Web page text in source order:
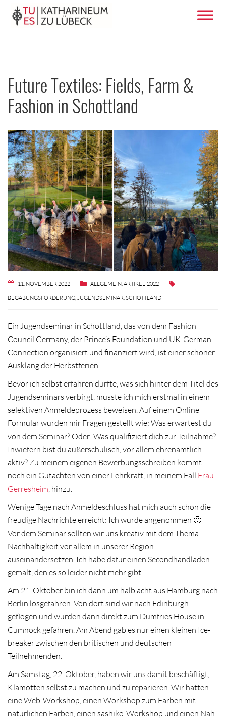
Future Textiles: Fields, Farm &
Fashion in Schottland
11. NOVEMBER 2022 ALLGEMEIN ARTIKEL-2022
BEGABUNGSFÖRDERUNG JUGENDSEMINAR SCHOTTLAND
Ein Jugendseminar in Schottland, das von dem Fashion
Council Germany, der Prince’s Foundation und UK-German
Connection organisiert und finanziert wird, ist einer schöner
Ausklang der Herbstferien.
Bevor ich selbst erfahren durfte, was sich hinter dem Titel des
Jugendseminars verbirgt, musste ich mich erstmal in einem
selektiven Anmeldeprozess beweisen. Auf einem Online
Formular wurden mir Fragen gestellt wie: Was erwartest du
von dem Seminar? Oder: Was qualifiziert dich zur Teilnahme?
Inwiefern bist du außerschulisch, vor allem ehrenamtlich
aktiv? Zu meinem eigenen Bewerbungsschreiben kommt
noch ein Gutachten von einer Lehrkraft, in meinem Fall Frau
Gerresheim, hinzu.
Wenige Tage nach Anmeldeschluss hat mich auch schon die
freudige Nachrichte erreicht: Ich wurde angenommen 🙂
Vor dem Seminar sollten wir uns kreativ mit dem Thema
Nachhaltigkeit vor allem in unserer Region
auseinandersetzen. Ich habe dafür einen Secondhandladen
gemalt, den es so leider nicht mehr gibt.
Am 21. Oktober bin ich dann um halb acht aus Hamburg nach
Berlin losgefahren. Von dort sind wir nach Edinburgh
geflogen und wurden dann direkt zum Dumfries House in
Cumnock gefahren. Am Abend gab es nur einen kleinen Ice-
breaker zwischen den britischen und deutschen
Teilnehmenden.
Am Samstag, 22. Oktober, haben wir uns damit beschäftigt,
Klamotten selbst zu machen und zu reparieren. Wir hatten
eine Web-Workshop, einen Workshop zum Färben mit
natürlichen Farben, einen sashiko-Workshop und einen Näh-